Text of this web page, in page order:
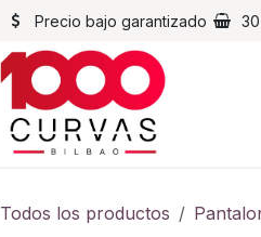
Precio bajo garantizado
Todos los productos